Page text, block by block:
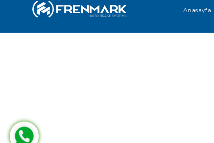
Anasayfa